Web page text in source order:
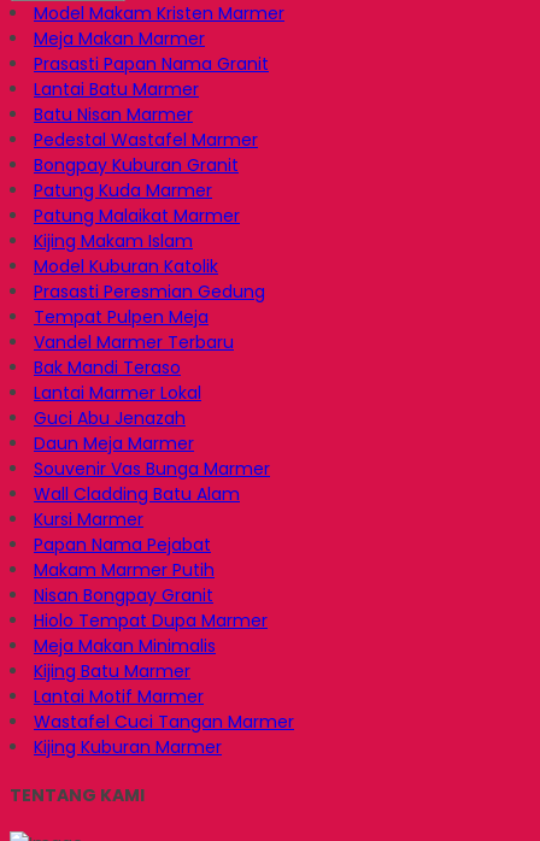
Model Makam Kristen Marmer
Meja Makan Marmer
Prasasti Papan Nama Granit
Lantai Batu Marmer
Batu Nisan Marmer
Pedestal Wastafel Marmer
Bongpay Kuburan Granit
Patung Kuda Marmer
Patung Malaikat Marmer
Kijing Makam Islam
Model Kuburan Katolik
Prasasti Peresmian Gedung
Tempat Pulpen Meja
Vandel Marmer Terbaru
Bak Mandi Teraso
Lantai Marmer Lokal
Guci Abu Jenazah
Daun Meja Marmer
Souvenir Vas Bunga Marmer
Wall Cladding Batu Alam
Kursi Marmer
Papan Nama Pejabat
Makam Marmer Putih
Nisan Bongpay Granit
Hiolo Tempat Dupa Marmer
Meja Makan Minimalis
Kijing Batu Marmer
Lantai Motif Marmer
Wastafel Cuci Tangan Marmer
Kijing Kuburan Marmer
TENTANG KAMI